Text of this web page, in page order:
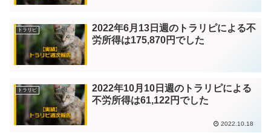
トラリピ
2022年6月13日週のトラリピによる不
労所得は175,870円でした
トラリピ
2022年10月10日週のトラリピによる
不労所得は61,122円でした
2022.10.18